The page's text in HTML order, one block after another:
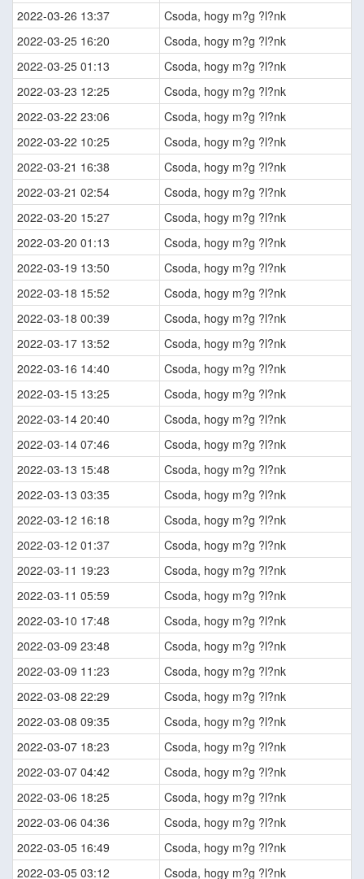
2022-03-26 13:37
Csoda, hogy m?g ?l?nk
2022-03-25 16:20
Csoda, hogy m?g ?l?nk
2022-03-25 01:13
Csoda, hogy m?g ?l?nk
2022-03-23 12:25
Csoda, hogy m?g ?l?nk
2022-03-22 23:06
Csoda, hogy m?g ?l?nk
2022-03-22 10:25
Csoda, hogy m?g ?l?nk
2022-03-21 16:38
Csoda, hogy m?g ?l?nk
2022-03-21 02:54
Csoda, hogy m?g ?l?nk
2022-03-20 15:27
Csoda, hogy m?g ?l?nk
2022-03-20 01:13
Csoda, hogy m?g ?l?nk
2022-03-19 13:50
Csoda, hogy m?g ?l?nk
2022-03-18 15:52
Csoda, hogy m?g ?l?nk
2022-03-18 00:39
Csoda, hogy m?g ?l?nk
2022-03-17 13:52
Csoda, hogy m?g ?l?nk
2022-03-16 14:40
Csoda, hogy m?g ?l?nk
2022-03-15 13:25
Csoda, hogy m?g ?l?nk
2022-03-14 20:40
Csoda, hogy m?g ?l?nk
2022-03-14 07:46
Csoda, hogy m?g ?l?nk
2022-03-13 15:48
Csoda, hogy m?g ?l?nk
2022-03-13 03:35
Csoda, hogy m?g ?l?nk
2022-03-12 16:18
Csoda, hogy m?g ?l?nk
2022-03-12 01:37
Csoda, hogy m?g ?l?nk
2022-03-11 19:23
Csoda, hogy m?g ?l?nk
2022-03-11 05:59
Csoda, hogy m?g ?l?nk
2022-03-10 17:48
Csoda, hogy m?g ?l?nk
2022-03-09 23:48
Csoda, hogy m?g ?l?nk
2022-03-09 11:23
Csoda, hogy m?g ?l?nk
2022-03-08 22:29
Csoda, hogy m?g ?l?nk
2022-03-08 09:35
Csoda, hogy m?g ?l?nk
2022-03-07 18:23
Csoda, hogy m?g ?l?nk
2022-03-07 04:42
Csoda, hogy m?g ?l?nk
2022-03-06 18:25
Csoda, hogy m?g ?l?nk
2022-03-06 04:36
Csoda, hogy m?g ?l?nk
2022-03-05 16:49
Csoda, hogy m?g ?l?nk
2022-03-05 03:12
Csoda, hogy m?g ?l?nk